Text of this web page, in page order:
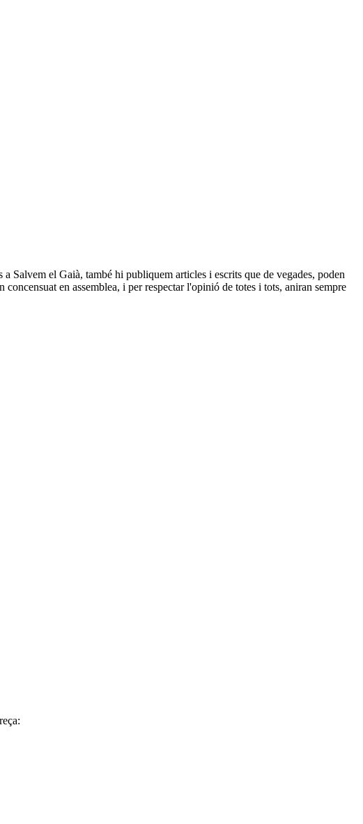
Salvem el Gaià, també hi publiquem articles i escrits que de vegades, poden
en assemblea, i per respectar l'opinió de totes i tots, aniran sempre